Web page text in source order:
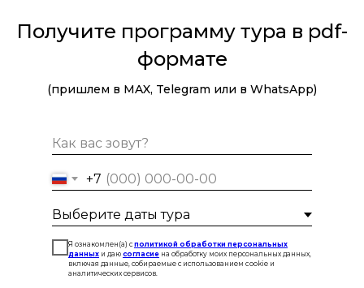
Получите программу тура в pdf-
формате
(пришлем в MAX, Telegram или в WhatsApp)
+7
Я ознакомлен(а) с политикой обработки персональных
данных и даю согласие на обработку моих персональных данных,
включая данные, собираемые с использованием cookie и
аналитических сервисов.